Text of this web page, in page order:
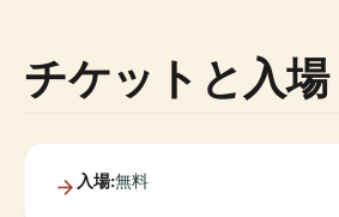
チケットと入場
入場:無料